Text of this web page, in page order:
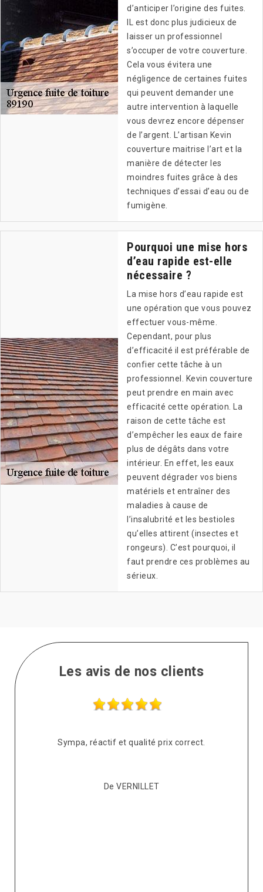
d’anticiper l’origine des fuites.
IL est donc plus judicieux de
laisser un professionnel
s’occuper de votre couverture.
Cela vous évitera une
négligence de certaines fuites
qui peuvent demander une
autre intervention à laquelle
vous devrez encore dépenser
de l’argent. L’artisan Kevin
couverture maitrise l’art et la
manière de détecter les
moindres fuites grâce à des
techniques d’essai d’eau ou de
fumigène.
Pourquoi une mise hors
d’eau rapide est-elle
nécessaire ?
La mise hors d’eau rapide est
une opération que vous pouvez
effectuer vous-même.
Cependant, pour plus
d’efficacité il est préférable de
confier cette tâche à un
professionnel. Kevin couverture
peut prendre en main avec
efficacité cette opération. La
raison de cette tâche est
d’empêcher les eaux de faire
plus de dégâts dans votre
intérieur. En effet, les eaux
peuvent dégrader vos biens
matériels et entraîner des
maladies à cause de
l’insalubrité et les bestioles
qu’elles attirent (insectes et
rongeurs). C’est pourquoi, il
faut prendre ces problèmes au
sérieux.
Les avis de nos clients
Sympa, réactif et qualité prix correct.
De VERNILLET